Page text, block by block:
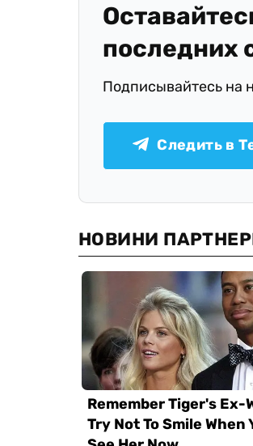
последних
Подписывайтесь на
Следить в